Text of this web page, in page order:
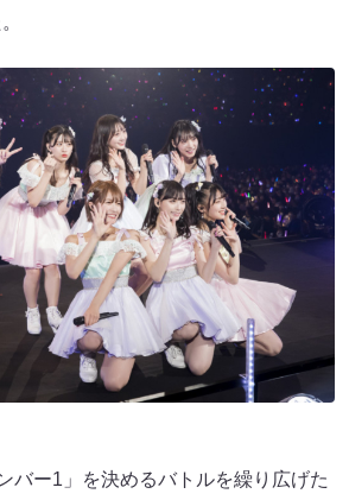
バー1」を決めるバトルを繰り広げた